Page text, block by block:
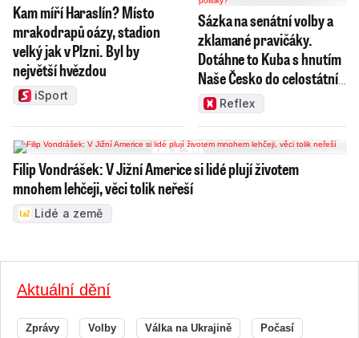
Kam míří Haraslín? Místo
mrakodrapů oázy, stadion
velký jak v Plzni. Byl by
největší hvězdou
iSport
Sázka na senátní volby a
zklamané pravičáky.
Dotáhne to Kuba s hnutím
Naše Česko do celostátní
politiky?
Reflex
Filip Vondrášek: V Jižní Americe si lidé plují životem
mnohem lehčeji, věci tolik neřeší
Lidé a země
Aktuální dění
Zprávy Volby Válka na Ukrajině Počasí